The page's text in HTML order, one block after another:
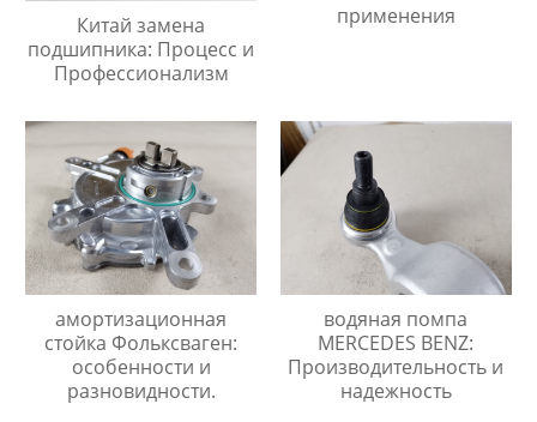
Китай замена
подшипника: Процесс и
Профессионализм
применения
амортизационная
стойка Фольксваген:
особенности и
разновидности.
водяная помпа
MERCEDES BENZ:
Производительность и
надежность